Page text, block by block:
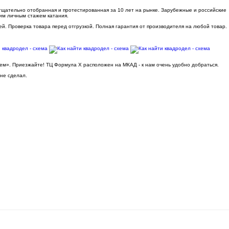
отобранная и протестированная за 10 лет на рынке. Зарубежные и российские
личным стажем катания.
товара перед отгрузкой. Полная гарантия от производителя на любой товар.
Приезжайте! ТЦ Формула Х расположен на МКАД - к нам очень удобно добраться.
сделал.